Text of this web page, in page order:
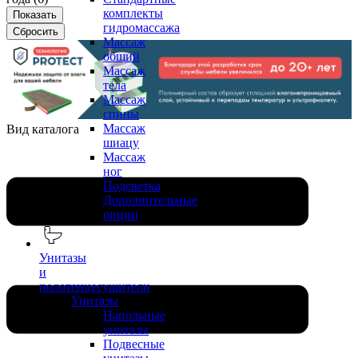
комплекты
гидромассажа
Массаж
общий
Массаж
тела
Массаж
спины
Массаж
шиацу
Массаж
ног
Подсветка
Дополнительные
опции
Унитазы
и
полотенцесушители
Унитазы
Напольные
унитазы
Подвесные
Вид каталога